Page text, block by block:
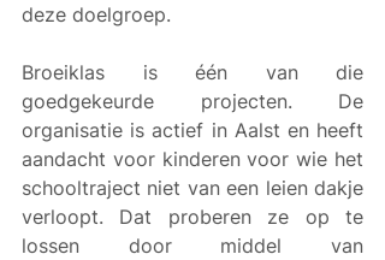
deze doelgroep.
Broeiklas is één van die
goedgekeurde projecten. De
organisatie is actief in Aalst en heeft
aandacht voor kinderen voor wie het
schooltraject niet van een leien dakje
verloopt. Dat proberen ze op te
lossen door middel van